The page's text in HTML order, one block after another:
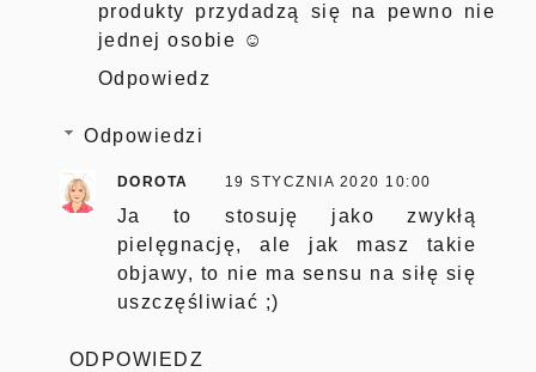
produkty przydadzą się na pewno nie
jednej osobie ☺
Odpowiedz
Odpowiedzi
DOROTA 19 STYCZNIA 2020 10:00
Ja to stosuję jako zwykłą
pielęgnację, ale jak masz takie
objawy, to nie ma sensu na siłę się
uszczęśliwiać ;)
ODPOWIEDZ